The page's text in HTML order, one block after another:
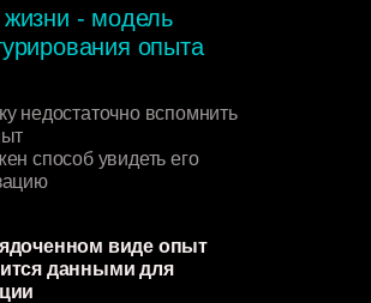
недостаточно вспомнить
способ увидеть его
виде опыт
данными для
жизни - модель
опыта